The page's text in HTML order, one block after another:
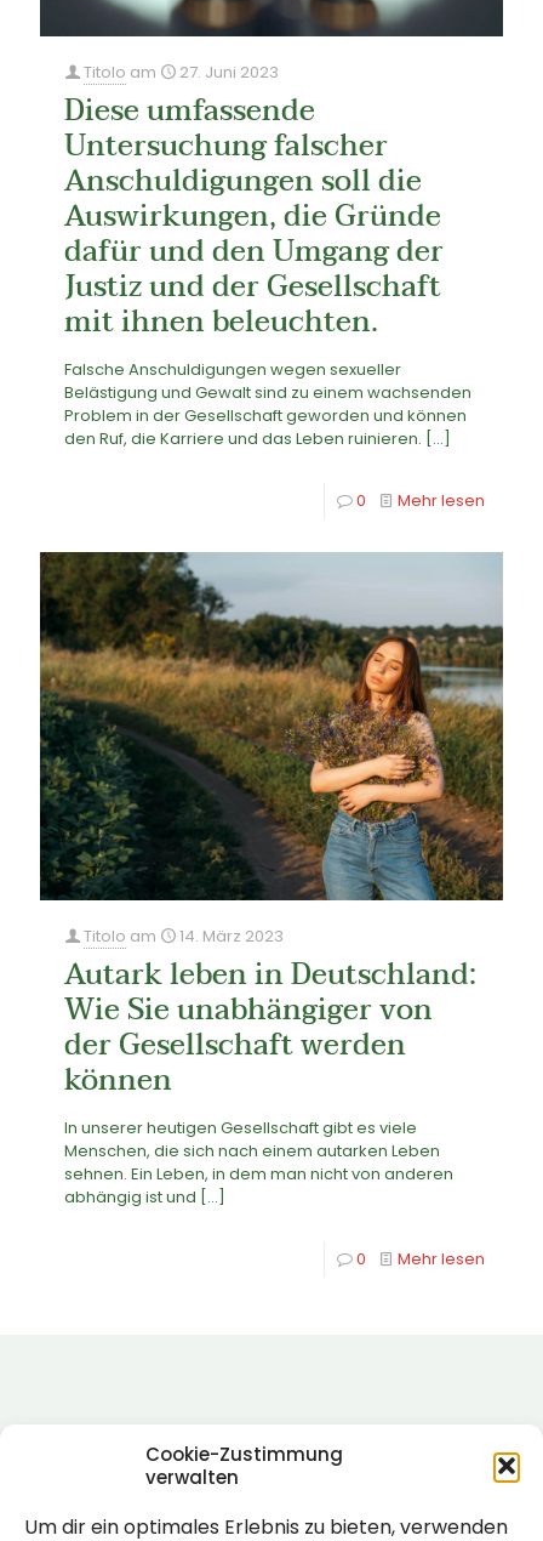
Cookie-Zustimmung
verwalten
Um dir ein optimales Erlebnis zu bieten, verwenden
Titolo am 27. Juni 2023
Diese umfassende
Untersuchung falscher
Anschuldigungen soll die
Auswirkungen, die Gründe
dafür und den Umgang der
Justiz und der Gesellschaft
mit ihnen beleuchten.
Falsche Anschuldigungen wegen sexueller
Belästigung und Gewalt sind zu einem wachsenden
Problem in der Gesellschaft geworden und können
den Ruf, die Karriere und das Leben ruinieren. […]
0 Mehr lesen
Titolo am 14. März 2023
Autark leben in Deutschland:
Wie Sie unabhängiger von
der Gesellschaft werden
können
In unserer heutigen Gesellschaft gibt es viele
Menschen, die sich nach einem autarken Leben
sehnen. Ein Leben, in dem man nicht von anderen
abhängig ist und […]
0 Mehr lesen
Rechtlich